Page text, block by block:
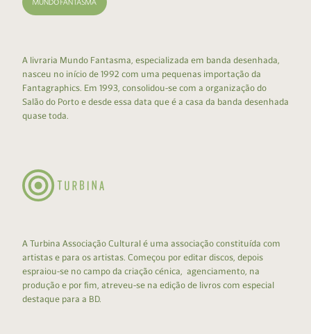
A livraria Mundo Fantasma, especializada em banda desenhada,
nasceu no início de 1992 com uma pequenas importação da
Fantagraphics. Em 1993, consolidou-se com a organização do
Salão do Porto e desde essa data que é a casa da banda desenhada
quase toda.
A Turbina Associação Cultural é uma associação constituída com
artistas e para os artistas. Começou por editar discos, depois
espraiou-se no campo da criação cénica, agenciamento, na
produção e por fim, atreveu-se na edição de livros com especial
destaque para a BD.